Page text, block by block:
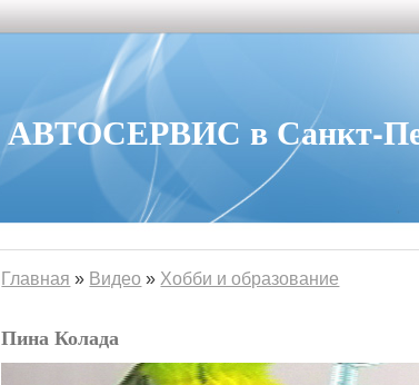
АВТОСЕРВИС в Санкт-
Главная » Видео » Хобби и образование
Пина Колада